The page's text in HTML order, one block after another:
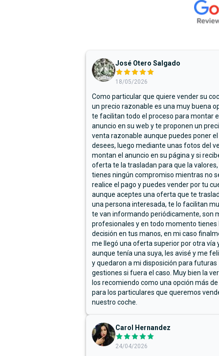
José Otero Salgado
18/05/2026
Como particular que quiere vender su
un precio razonable es una muy buena
te facilitan todo el proceso para montar
anuncio en su web y te proponen un
venta razonable aunque puedes poner
desees, luego mediante unas fotos del
montan el anuncio en su página y si
oferta te la trasladan para que la
tienes ningún compromiso mientras no
realice el pago y puedes vender por tu
aunque aceptes una oferta que te
una persona interesada, te lo facilitan
te van informando periódicamente, son
profesionales y en todo momento tienes
decisión en tus manos, en mi caso
me llegó una oferta superior por otra vía
aunque tenía una suya, les avisé y me
y quedaron a mi disposición para futuras
gestiones si fuera el caso. Muy bien la
los recomiendo como una opción más
para los particulares que queremos
nuestro coche.
Carol Hernandez
24/04/2026